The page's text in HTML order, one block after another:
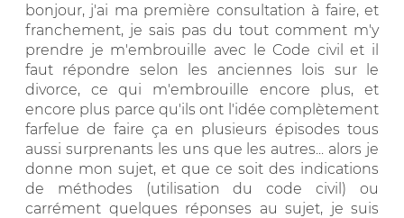
bonjour, j'ai ma première consultation à faire, et
franchement, je sais pas du tout comment m'y
prendre je m'embrouille avec le Code civil et il
faut répondre selon les anciennes lois sur le
divorce, ce qui m'embrouille encore plus, et
encore plus parce qu'ils ont l'idée complètement
farfelue de faire ça en plusieurs épisodes tous
aussi surprenants les uns que les autres... alors je
donne mon sujet, et que ce soit des indications
de méthodes (utilisation du code civil) ou
carrément quelques réponses au sujet, je suis